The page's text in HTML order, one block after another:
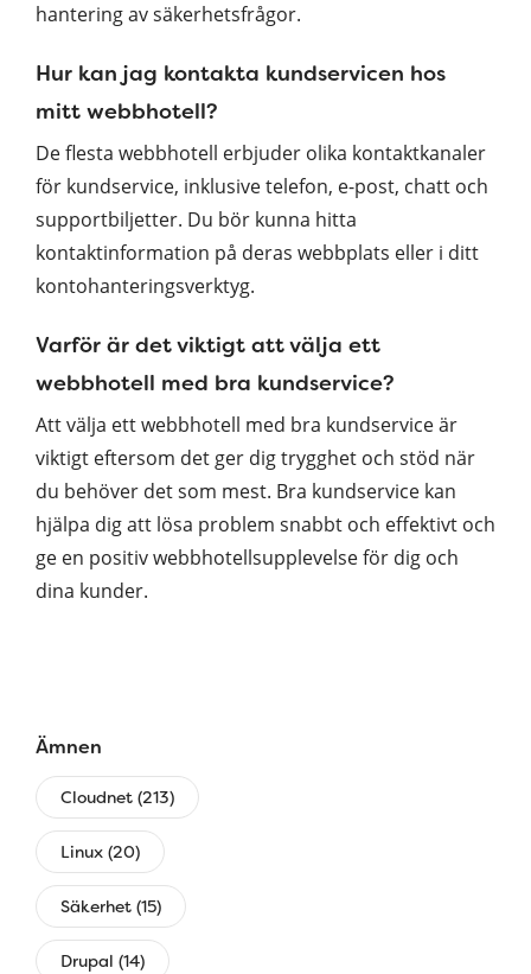
hantering av säkerhetsfrågor.
Hur kan jag kontakta kundservicen hos
mitt webbhotell?
De flesta webbhotell erbjuder olika kontaktkanaler
för kundservice, inklusive telefon, e-post, chatt och
supportbiljetter. Du bör kunna hitta
kontaktinformation på deras webbplats eller i ditt
kontohanteringsverktyg.
Varför är det viktigt att välja ett
webbhotell med bra kundservice?
Att välja ett webbhotell med bra kundservice är
viktigt eftersom det ger dig trygghet och stöd när
du behöver det som mest. Bra kundservice kan
hjälpa dig att lösa problem snabbt och effektivt och
ge en positiv webbhotellsupplevelse för dig och
dina kunder.
Ämnen
Cloudnet (213)
Linux (20)
Säkerhet (15)
Drupal (14)